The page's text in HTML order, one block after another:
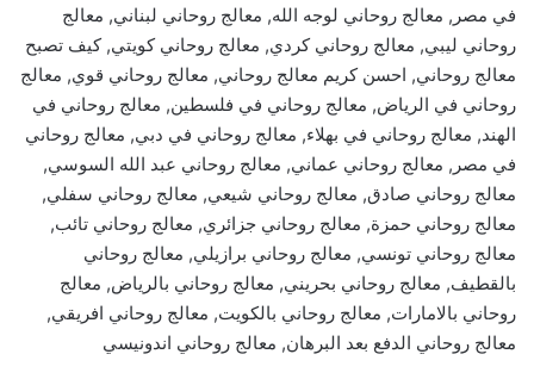
في مصر, معالج روحاني لوجه الله, معالج روحاني لبناني, معالج
روحاني ليبي, معالج روحاني كردي, معالج روحاني كويتي, كيف تصبح
معالج روحاني, احسن كريم معالج روحاني, معالج روحاني قوي, معالج
روحاني في الرياض, معالج روحاني في فلسطين, معالج روحاني في
الهند, معالج روحاني في بهلاء, معالج روحاني في دبي, معالج روحاني
في مصر, معالج روحاني عماني, معالج روحاني عبد الله السوسي,
معالج روحاني صادق, معالج روحاني شيعي, معالج روحاني سفلي,
معالج روحاني حمزة, معالج روحاني جزائري, معالج روحاني تائب,
معالج روحاني تونسي, معالج روحاني برازيلي, معالج روحاني
بالقطيف, معالج روحاني بحريني, معالج روحاني بالرياض, معالج
روحاني بالامارات, معالج روحاني بالكويت, معالج روحاني افريقي,
معالج روحاني الدفع بعد البرهان, معالج روحاني اندونيسي